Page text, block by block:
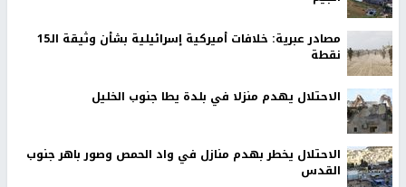
مصادر عبرية: خلافات أميركية إسرائيلية بشأن وثيقة الـ15
نقطة
الاحتلال يهدم منزلا في بلدة يطا جنوب الخليل
الاحتلال يخطر بهدم منازل في واد الحمص وصور باهر جنوب
القدس